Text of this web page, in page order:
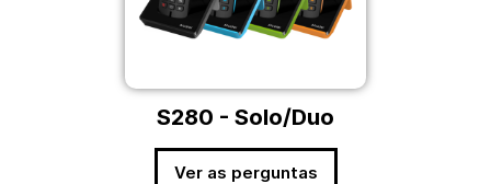
S280 - Solo/Duo
Ver as perguntas